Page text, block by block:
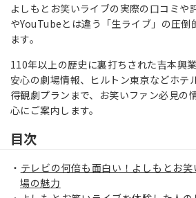
よしもとお笑いライブの実際の口コミや
やYouTubeとは違う「生ライブ」の圧倒
ます。
110年以上の歴史に裏打ちされた吉本興
安心の劇場情報、ヒルトン東京などホテ
得観劇プランまで、お笑いファン必見の
心にご案内します。
目次
テレビの何倍も面白い！よしもとお
場の魅力